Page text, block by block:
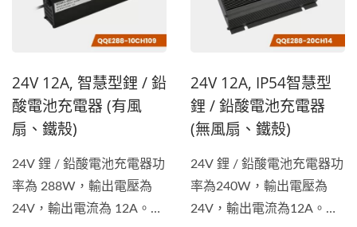
24V 12A, 智慧型鋰 / 鉛
酸電池充電器 (有風
扇、鐵殼)
24V 鋰 / 鉛酸電池充電器功
率為 288W，輸出電壓為
24V，輸出電流為 12A。電
24V 12A, IP54智慧型
鋰 / 鉛酸電池充電器
(無風扇、鐵殼)
24V 鋰 / 鉛酸電池充電器功
率為240W，輸出電壓為
24V，輸出電流為12A。具